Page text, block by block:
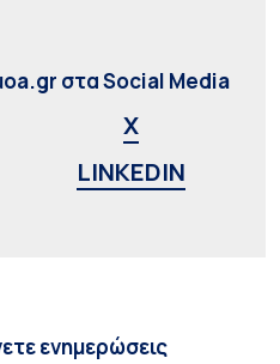
στα Social Media
X
LINKEDIN
ενημερώσεις